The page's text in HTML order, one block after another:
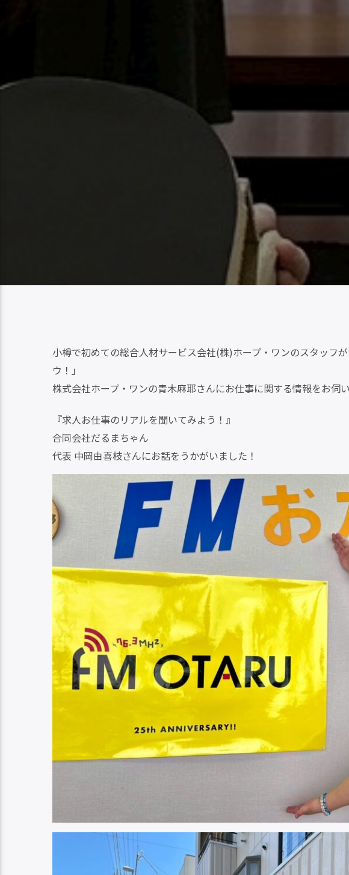
小樽で初めての総合人材サービス会社(株)ホープ・ワンのスタッフ
ウ！」
株式会社ホープ・ワンの青木麻耶さんにお仕事に関する情報をお伺
『求人お仕事のリアルを聞いてみよう！』
合同会社だるまちゃん
代表 中岡由喜枝さんにお話をうかがいました！